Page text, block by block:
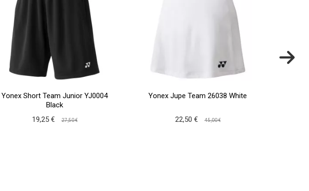
Yonex Short Team Junior YJ0004
Black
19,25 €
27,50 €
Yonex Jupe Team 26038 White
22,50 € 45,00 €